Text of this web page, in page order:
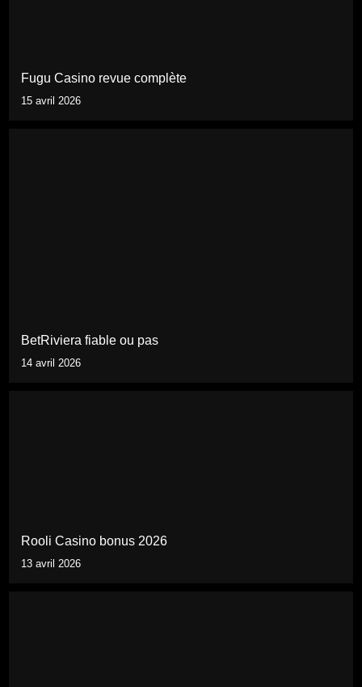
Fugu Casino revue complète
15 avril 2026
BetRiviera fiable ou pas
14 avril 2026
Rooli Casino bonus 2026
13 avril 2026